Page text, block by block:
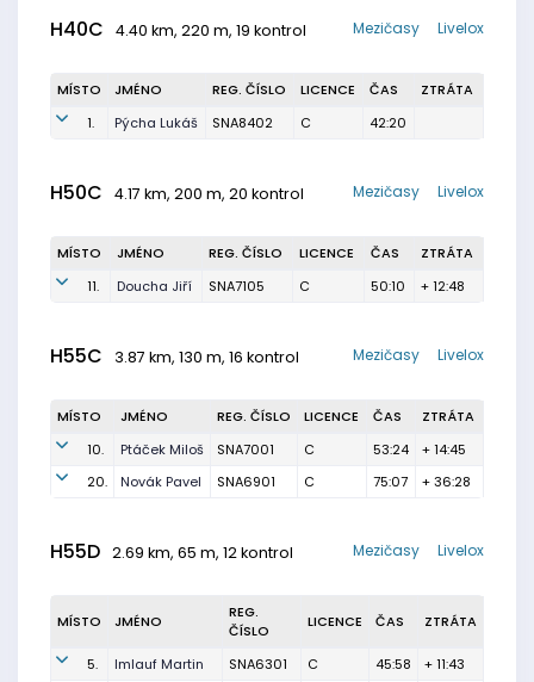
H40C 4.40 km, 220 m, 19 kontrol Livelox
Mezičasy
MÍSTO JMÉNO REG. ČÍSLO LICENCE ČAS
ZTRÁTA
1.
Pýcha Lukáš SNA8402 C 42:20
H50C 4.17 km, 200 m, 20 kontrol Livelox
Mezičasy
MÍSTO JMÉNO REG. ČÍSLO LICENCE ČAS
ZTRÁTA
11.
Doucha Jiří SNA7105 C 50:10 + 12:48
H55C 3.87 km, 130 m, 16 kontrol Livelox
Mezičasy
MÍSTO JMÉNO REG. ČÍSLO LICENCE ČAS
ZTRÁTA
10.
Ptáček Miloš SNA7001 C 53:24
+ 14:45
20.
Novák Pavel SNA6901 C 75:07 + 36:28
H55D 2.69 km, 65 m, 12 kontrol Livelox
Mezičasy
MÍSTO JMÉNO
REG.
ČÍSLO
LICENCE ČAS ZTRÁTA
5. Imlauf Martin SNA6301 C 45:58 + 11:43